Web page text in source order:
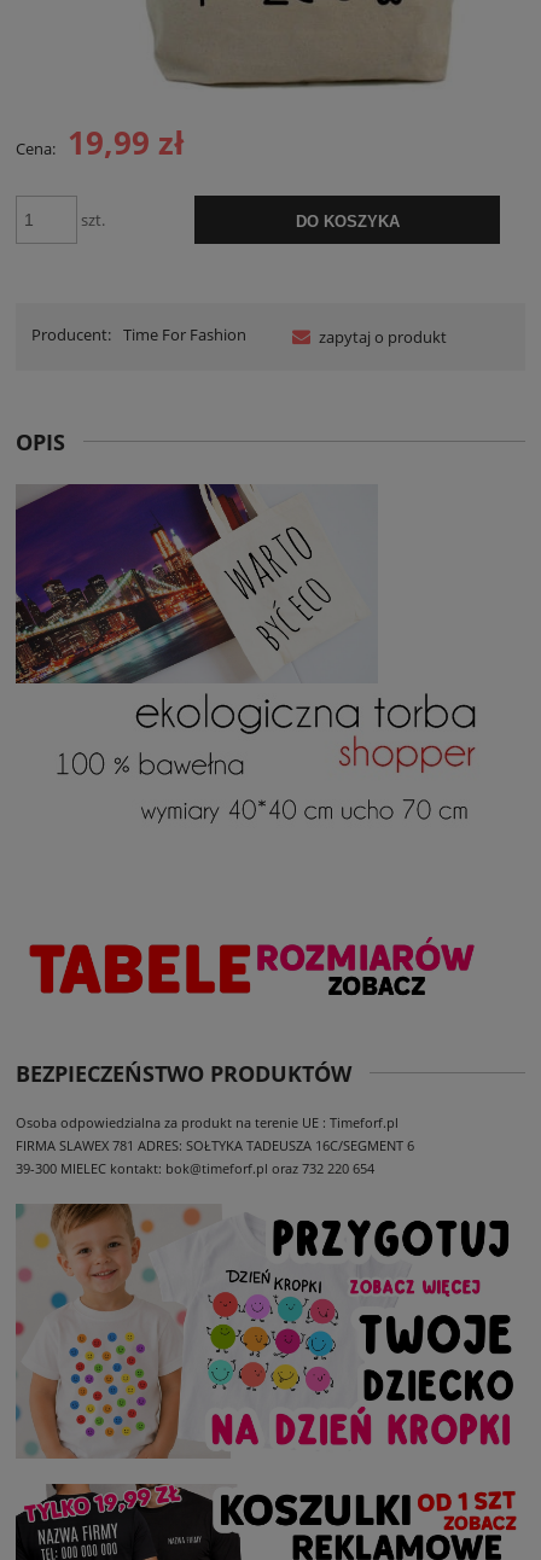
Cena: 19,99 zł
szt. DO KOSZYKA
Producent: Time For Fashion zapytaj o produkt
OPIS
BEZPIECZEŃSTWO PRODUKTÓW
Osoba odpowiedzialna za produkt na terenie UE : Timeforf.pl
FIRMA SLAWEX 781 ADRES: SOŁTYKA TADEUSZA 16C/SEGMENT 6
39-300 MIELEC kontakt: bok@timeforf.pl oraz 732 220 654